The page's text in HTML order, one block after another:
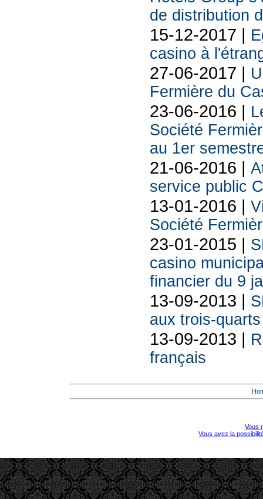
de distribution
15-12-2017 |
casino à
27-06-2017 |
Fermière du
23-06-2016 |
Société
au 1er
21-06-2016 |
service public
13-01-2016 |
Société
23-01-2015 |
casino
financier du 9
13-09-2013 |
aux trois-
13-09-2013 |
français
Vous
Vous avez la